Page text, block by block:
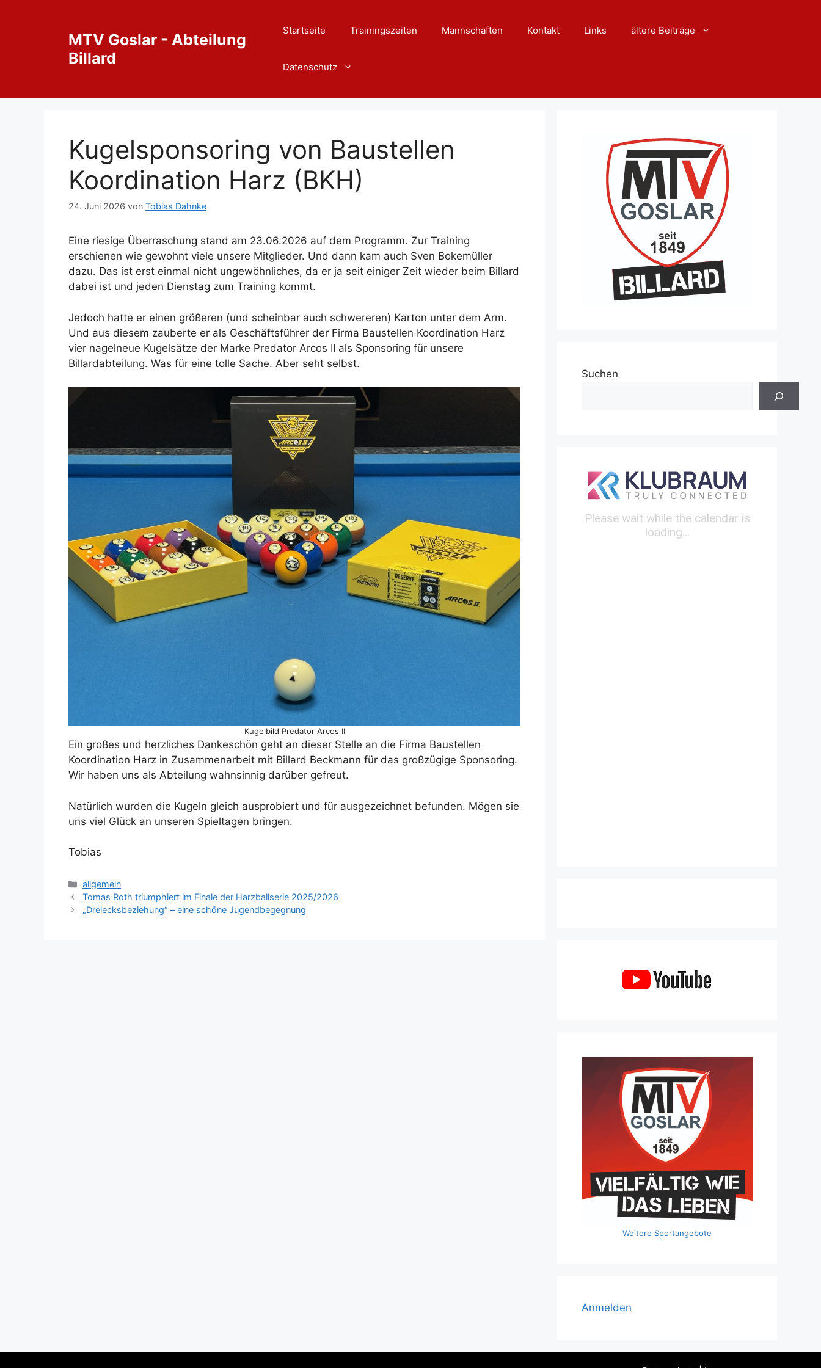
MTV Goslar - Abteilung
Billard
Startseite Trainingszeiten Mannschaften Kontakt Links ältere Beiträge
Datenschutz
Kugelsponsoring von Baustellen
Koordination Harz (BKH)
24. Juni 2026 von Tobias Dahnke
Eine riesige Überraschung stand am 23.06.2026 auf dem Programm. Zur Training
erschienen wie gewohnt viele unsere Mitglieder. Und dann kam auch Sven Bokemüller
dazu. Das ist erst einmal nicht ungewöhnliches, da er ja seit einiger Zeit wieder beim Billard
dabei ist und jeden Dienstag zum Training kommt.
Jedoch hatte er einen größeren (und scheinbar auch schwereren) Karton unter dem Arm.
Und aus diesem zauberte er als Geschäftsführer der Firma Baustellen Koordination Harz
vier nagelneue Kugelsätze der Marke Predator Arcos II als Sponsoring für unsere
Billardabteilung. Was für eine tolle Sache. Aber seht selbst.
Kugelbild Predator Arcos II
Ein großes und herzliches Dankeschön geht an dieser Stelle an die Firma Baustellen
Koordination Harz in Zusammenarbeit mit Billard Beckmann für das großzügige Sponsoring.
Wir haben uns als Abteilung wahnsinnig darüber gefreut.
Natürlich wurden die Kugeln gleich ausprobiert und für ausgezeichnet befunden. Mögen sie
uns viel Glück an unseren Spieltagen bringen.
Tobias
Kategorien
allgemein
Tomas Roth triumphiert im Finale der Harzballserie 2025/2026
„Dreiecksbeziehung“ – eine schöne Jugendbegegnung
Suchen
Weitere Sportangebote
Anmelden